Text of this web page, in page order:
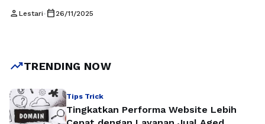
di bawah Kementerian ATR/BPN serta prospek profesi yang
Selengkapnya
person Lestari• calendar_today 26/11/2025
trending_upTRENDING NOW
Tips Trick
Tingkatkan Performa Website Lebih